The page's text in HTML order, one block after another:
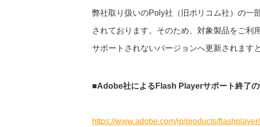
弊社取り扱いのPoly社（旧ポリコム社）の一
されております。そのため、対象製品をご利
サポートされないバージョンへ更新されます
■Adobe社によるFlash Playerサポート終了
https://www.adobe.com/jp/products/